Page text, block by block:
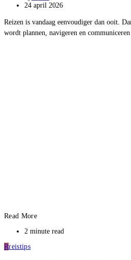
24 april 2026
Reizen is vandaag eenvoudiger dan ooit.
wordt plannen, navigeren en
Read More
2 minute read
Rreistips